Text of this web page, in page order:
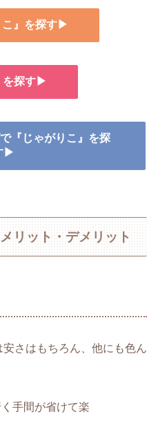
こ』を探す▶
を探す▶
『じゃがりこ』を探
▶
リット・デメリット
さはもちろん、他にも色ん
手間が省けて楽